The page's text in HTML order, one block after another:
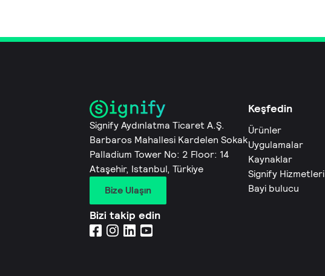
Signify Aydınlatma Ticaret A.Ş.
Barbaros Mahallesi Kardelen Sokak
Palladium Tower No: 2 Floor: 14
Ataşehir, Istanbul, Türkiye
Bize Ulaşın
Bizi takip edin
Keşfedin
Ürünler
Uygulamalar
Kaynaklar
Signify Hizmetleri
Bayi bulucu